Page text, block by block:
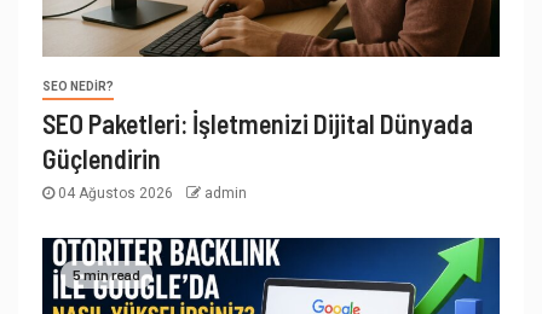
SEO NEDIR?
SEO Paketleri: İşletmenizi Dijital Dünyada
Güçlendirin
04 Ağustos 2026 admin
5 min read